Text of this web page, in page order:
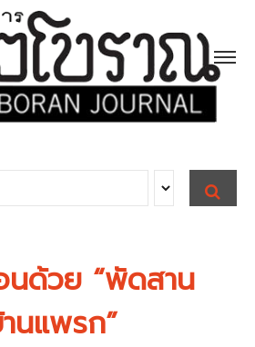
e
S
E
A
นด้วย “พัดสาน
นแพรก”